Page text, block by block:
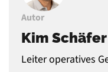
Autor
Kim Schäfer
Leiter operatives